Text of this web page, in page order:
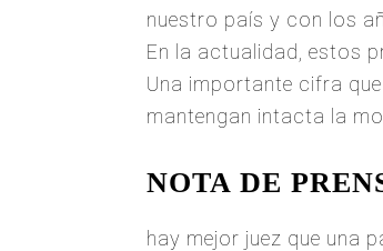
nuestro país y con los
En la actualidad, estos
Una importante cifra
mantengan intacta la
NOTA DE
hay mejor juez que una